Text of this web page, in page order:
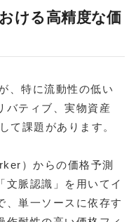
ける高精度な価
、特に流動性の低い
バティブ、実物資産
て課題があります。
）からの価格予測
文脈認識」を用いてイ
、単一ソースに依存す